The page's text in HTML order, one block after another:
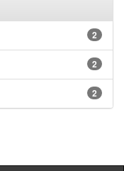
2
2
2